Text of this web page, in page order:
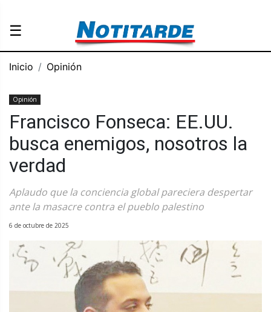
☰
Inicio Opinión
Opinión
Francisco Fonseca: EE.UU.
busca enemigos, nosotros la
verdad
Aplaudo que la conciencia global pareciera despertar
ante la masacre contra el pueblo palestino
6 de octubre de 2025